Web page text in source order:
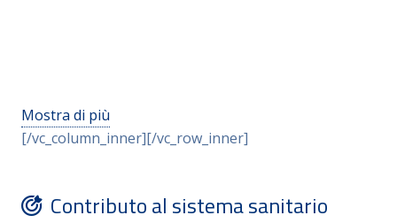
Mostra di più
[/vc_column_inner][/vc_row_inner]
Contributo al sistema sanitario